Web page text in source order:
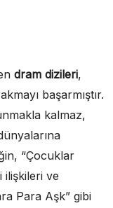
dram dizileri,
başarmıştır.
kalmaz,
“Çocuklar
ilişkileri ve
Para Aşk” gibi